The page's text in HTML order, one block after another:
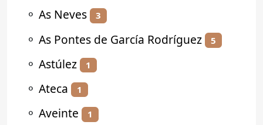
⚬ As Neves 3
⚬ As Pontes de García Rodríguez 5
⚬ Astúlez 1
⚬ Ateca 1
⚬ Aveinte 1